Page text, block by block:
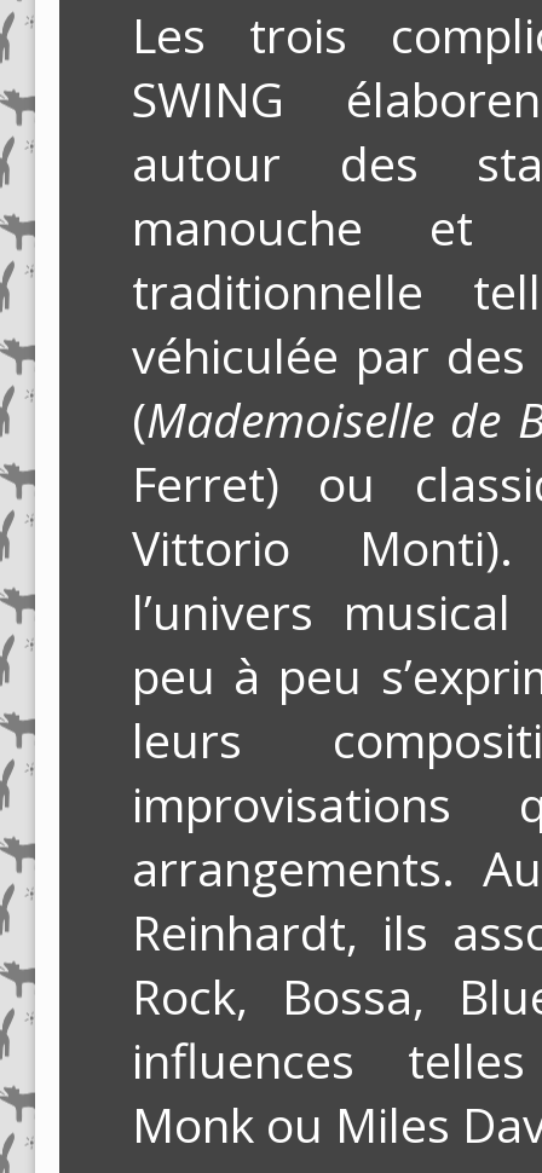
Les trois
SWING
autour des
manouche
traditionnelle
véhiculée par
(Mademoiselle de
Ferret) ou
Vittorio
l’univers
peu à peu
leurs
arrangements.
Reinhardt, ils
Rock, Bossa,
influences
Monk ou Miles